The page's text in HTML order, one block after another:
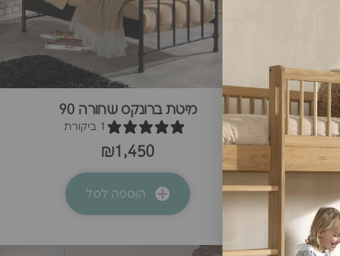
מיטת ברונקס שחורה 90
1 ביקורת
₪1,450
הוספה לסל